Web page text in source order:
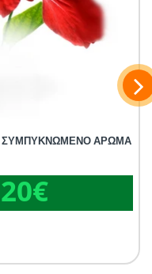
ΣΥΜΠΥΚΝΩΜΕΝΟ ΑΡΩΜΑ